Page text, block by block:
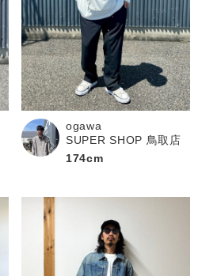
ご利用ガイド
ギフトラッピング
お問い合わせ
この条件で絞り込む
ogawa
SUPER SHOP 鳥取店
174cm